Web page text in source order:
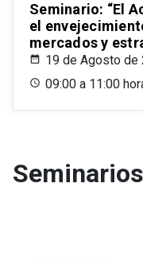
Seminario: “El
el
mercados y
19 de Agosto de
09:00 a 11:00
Seminarios